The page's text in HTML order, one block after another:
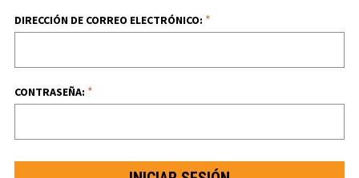
DIRECCIÓN DE CORREO ELECTRÓNICO: *
CONTRASEÑA: *